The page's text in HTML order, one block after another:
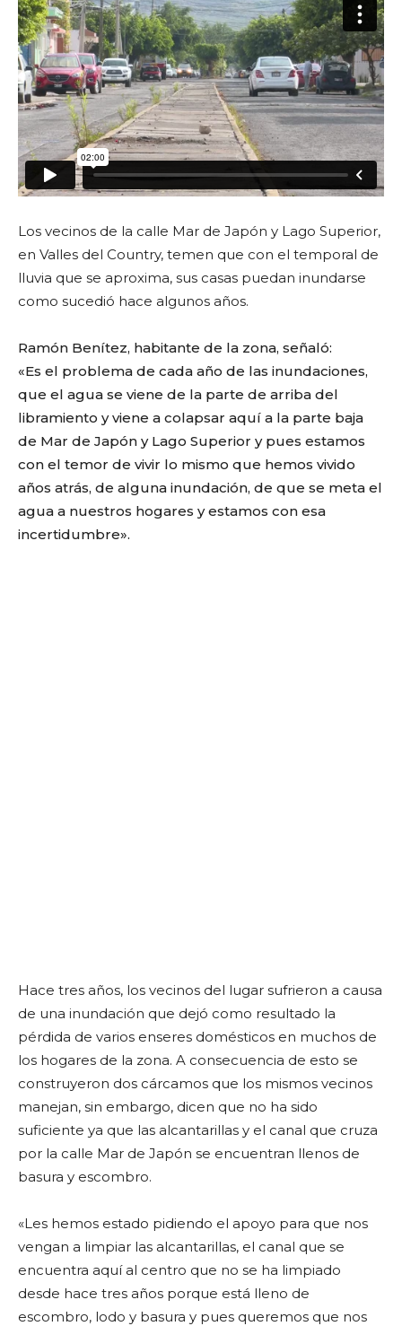
Los vecinos de la calle Mar de Japón y Lago Superior,
en Valles del Country, temen que con el temporal de
lluvia que se aproxima, sus casas puedan inundarse
como sucedió hace algunos años.
Ramón Benítez, habitante de la zona, señaló:
«Es el problema de cada año de las inundaciones,
que el agua se viene de la parte de arriba del
libramiento y viene a colapsar aquí a la parte baja
de Mar de Japón y Lago Superior y pues estamos
con el temor de vivir lo mismo que hemos vivido
años atrás, de alguna inundación, de que se meta el
agua a nuestros hogares y estamos con esa
incertidumbre».
Hace tres años, los vecinos del lugar sufrieron a causa
de una inundación que dejó como resultado la
pérdida de varios enseres domésticos en muchos de
los hogares de la zona. A consecuencia de esto se
construyeron dos cárcamos que los mismos vecinos
manejan, sin embargo, dicen que no ha sido
suficiente ya que las alcantarillas y el canal que cruza
por la calle Mar de Japón se encuentran llenos de
basura y escombro.
«Les hemos estado pidiendo el apoyo para que nos
vengan a limpiar las alcantarillas, el canal que se
encuentra aquí al centro que no se ha limpiado
desde hace tres años porque está lleno de
escombro, lodo y basura y pues queremos que nos